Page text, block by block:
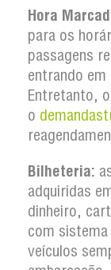
Hora
para os
passagens
entrando
Entretanto,
o
Bilheteria:
adquiridas
dinheiro,
com
veículos